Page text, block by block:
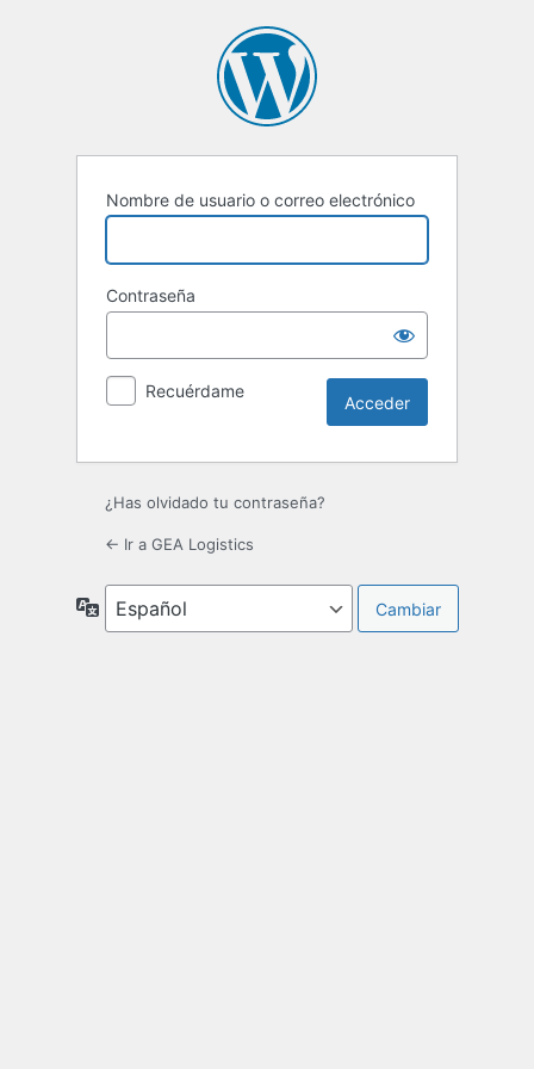
Nombre de usuario o correo electrónico
Contraseña
Recuérdame
¿Has olvidado tu contraseña?
← Ir a GEA Logistics
Idioma